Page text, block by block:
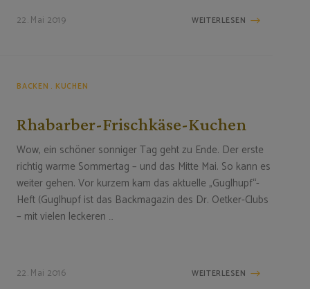
22. Mai 2019 WEITERLESEN
BACKEN KUCHEN
Rhabarber-Frischkäse-Kuchen
Wow, ein schöner sonniger Tag geht zu Ende. Der erste
richtig warme Sommertag – und das Mitte Mai. So kann es
weiter gehen. Vor kurzem kam das aktuelle „Guglhupf“-
Heft (Guglhupf ist das Backmagazin des Dr. Oetker-Clubs
– mit vielen leckeren …
22. Mai 2016 WEITERLESEN